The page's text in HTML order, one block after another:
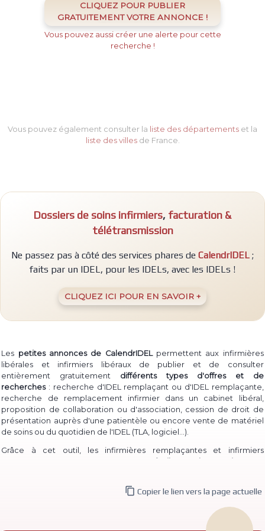
CLIQUEZ POUR PUBLIER
GRATUITEMENT VOTRE ANNONCE !
Vous pouvez aussi créer une alerte pour cette
recherche !
Vous pouvez également consulter la liste des départements et la
liste des villesde France.
Dossiers de soins infirmiers, facturation &
télétransmission
Ne passez pas à côté des services phares de CalendrIDEL ;
faits par un IDEL, pour les IDELs, avec les IDELs !
CLIQUEZ ICI POUR EN SAVOIR +
Les petites annonces de CalendrIDELpermettent aux infirmières
libérales et infirmiers libéraux de publier et de consulter
entièrement gratuitement différents types d'offres et de
recherches: recherche d'IDEL remplaçant ou d'IDEL remplaçante,
recherche de remplacement infirmier dans un cabinet libéral,
proposition de collaboration ou d'association, cession de droit de
présentation auprès d'une patientèle ou encore vente de matériel
de soins ou du quotidien de l'IDEL (TLA, logiciel...)
Grâce à cet outil, les infirmières remplaçantes et infirmiers
consulter les annonces de recherche
remplaçante et d'infirmier libéral remplaçant déjà publiées.
De même, des infirmières ou infirmiers titulaires peuvent aisément
recherche de collaborateur ou de collaboratrice
, ou
 Copier le lien vers la page actuelle